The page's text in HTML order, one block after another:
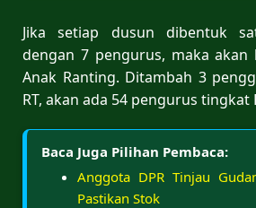
Jika setiap dusun dibentuk
dengan 7 pengurus, maka
Anak Ranting. Ditambah 3
RT, akan ada 54 pengurus tingkat
Baca Juga Pilihan Pembaca:
Anggota DPR Tinjau
Pastikan Stok